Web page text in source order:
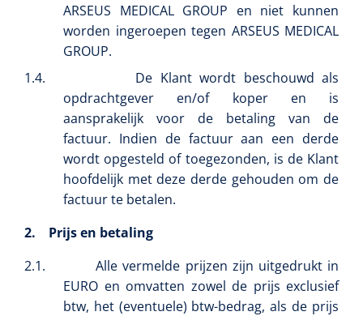
Diversen badkamerhulpmiddelen
Doucheramen
Douchebrancard
Wandbeugels
Toiletstoelen
Toiletbeugels
Deb Stoko
ARSEUS MEDICAL GROUP en niet kunnen
worden ingeroepen tegen ARSEUS MEDICAL
GROUP.
1.4.
De Klant wordt beschouwd als
opdrachtgever en/of koper en is
aansprakelijk voor de betaling van de
factuur. Indien de factuur aan een derde
wordt opgesteld of toegezonden, is de Klant
hoofdelijk met deze derde gehouden om de
factuur te betalen.
2.
Prijs en betaling
2.1.
Alle vermelde prijzen zijn uitgedrukt in
EURO en omvatten zowel de prijs exclusief
btw, het (eventuele) btw-bedrag, als de prijs